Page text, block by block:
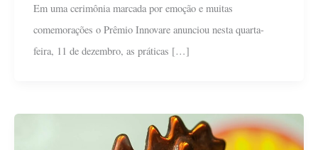
Em uma cerimônia marcada por emoção e muitas
comemorações o Prêmio Innovare anunciou nesta quarta-
feira, 11 de dezembro, as práticas […]